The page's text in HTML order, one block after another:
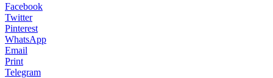
Facebook
Twitter
Pinterest
WhatsApp
Email
Print
Telegram